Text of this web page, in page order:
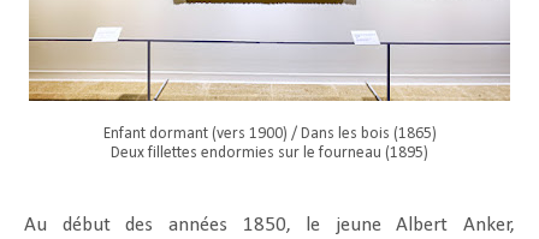
Enfant dormant (vers 1900) / Dans les bois (1865)
Deux fillettes endormies sur le fourneau (1895)
Au début des années 1850, le jeune Albert Anker,